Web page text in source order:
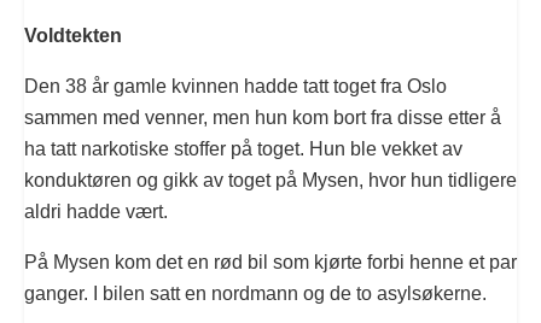
Voldtekten
Den 38 år gamle kvinnen hadde tatt toget fra Oslo
sammen med venner, men hun kom bort fra disse etter å
ha tatt narkotiske stoffer på toget. Hun ble vekket av
konduktøren og gikk av toget på Mysen, hvor hun tidligere
aldri hadde vært.
På Mysen kom det en rød bil som kjørte forbi henne et par
ganger. I bilen satt en nordmann og de to asylsøkerne.